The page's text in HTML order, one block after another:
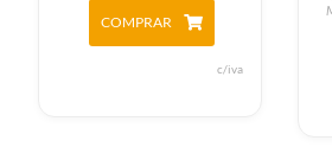
COMPRAR
c/iva